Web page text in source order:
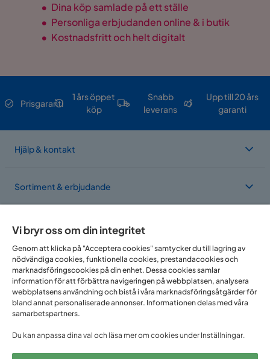
• Dina köp samlade på ett ställe
• Personliga erbjudanden online & i butik
• Kostnadsfritt och helt digitalt
Prisgaranti
1 års öppet
köp
Snabb
leverans
Upp till 20 års
garanti
Hjälp & kontakt
Sortiment & erbjudande
Om Trademax
Vi finns i flera länder
Vi bryr oss om din integritet
Genom att klicka på "Acceptera cookies" samtycker du till lagring av
nödvändiga cookies, funktionella cookies, prestandacookies och
marknadsföringscookies på din enhet. Dessa cookies samlar
information för att förbättra navigeringen på webbplatsen, analysera
webbplatsens användning och bistå i våra marknadsföringsåtgärder för
bland annat personaliserade annonser. Informationen delas med våra
samarbetspartners.
Du kan anpassa dina val och läsa mer om cookies under Inställningar.